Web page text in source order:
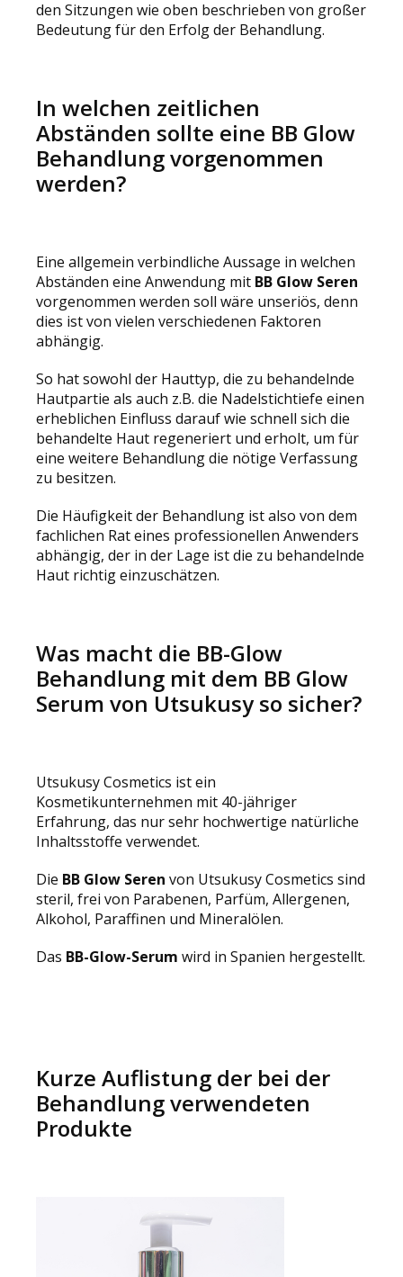
den Sitzungen wie oben beschrieben von großer
Bedeutung für den Erfolg der Behandlung.
In welchen zeitlichen
Abständen sollte eine BB Glow
Behandlung vorgenommen
werden?
Eine allgemein verbindliche Aussage in welchen
Abständen eine Anwendung mit BB Glow Seren
vorgenommen werden soll wäre unseriös, denn
dies ist von vielen verschiedenen Faktoren
abhängig.
So hat sowohl der Hauttyp, die zu behandelnde
Hautpartie als auch z.B. die Nadelstichtiefe einen
erheblichen Einfluss darauf wie schnell sich die
behandelte Haut regeneriert und erholt, um für
eine weitere Behandlung die nötige Verfassung
zu besitzen.
Die Häufigkeit der Behandlung ist also von dem
fachlichen Rat eines professionellen Anwenders
abhängig, der in der Lage ist die zu behandelnde
Haut richtig einzuschätzen.
Was macht die BB-Glow
Behandlung mit dem BB Glow
Serum von Utsukusy so sicher?
Utsukusy Cosmetics ist ein
Kosmetikunternehmen mit 40-jähriger
Erfahrung, das nur sehr hochwertige natürliche
Inhaltsstoffe verwendet.
Die BB Glow Seren von Utsukusy Cosmetics sind
steril, frei von Parabenen, Parfüm, Allergenen,
Alkohol, Paraffinen und Mineralölen.
Das BB-Glow-Serum wird in Spanien hergestellt.
Kurze Auflistung der bei der
Behandlung verwendeten
Produkte